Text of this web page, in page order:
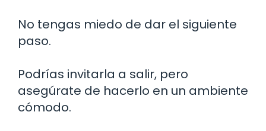
No tengas miedo de dar el siguiente
paso.
Podrías invitarla a salir, pero
asegúrate de hacerlo en un ambiente
cómodo.